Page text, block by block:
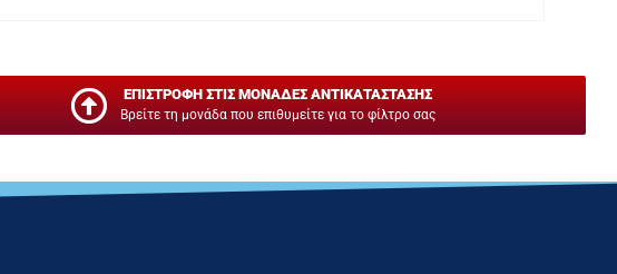
ΕΠΙΣΤΡΟΦΗ ΣΤΙΣ ΜΟΝΑΔΕΣ ΑΝΤΙΚΑΤΑΣΤΑΣΗΣ
Βρείτε τη μονάδα που επιθυμείτε για το φίλτρο σας